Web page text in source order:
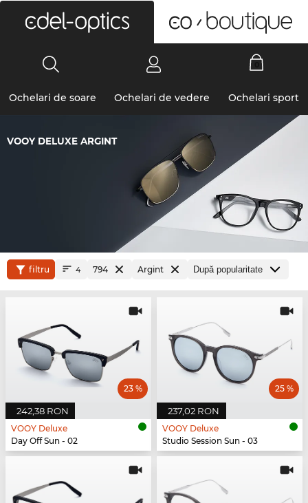
Ochelari de soare Ochelari de vedere Ochelari sport
VOOY DELUXE ARGINT
filtru 4 794 Argint
242,38 RON
23 %
VOOY Deluxe
Day Off Sun - 02
237,02 RON
25 %
VOOY Deluxe
Studio Session Sun - 03